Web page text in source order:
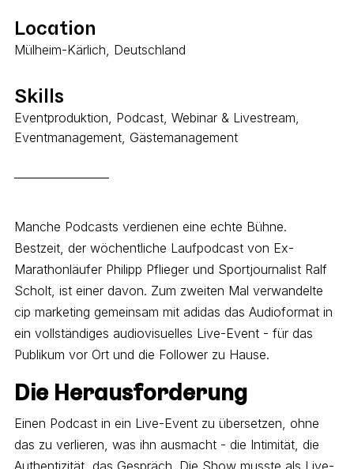
Location
Mülheim-Kärlich, Deutschland
Skills
Eventproduktion, Podcast, Webinar & Livestream,
Eventmanagement, Gästemanagement
Manche Podcasts verdienen eine echte Bühne.
Bestzeit, der wöchentliche Laufpodcast von Ex-
Marathonläufer Philipp Pflieger und Sportjournalist Ralf
Scholt, ist einer davon. Zum zweiten Mal verwandelte
cip marketing gemeinsam mit adidas das Audioformat in
ein vollständiges audiovisuelles Live-Event - für das
Publikum vor Ort und die Follower zu Hause.
Die Herausforderung
Einen Podcast in ein Live-Event zu übersetzen, ohne
das zu verlieren, was ihn ausmacht - die Intimität, die